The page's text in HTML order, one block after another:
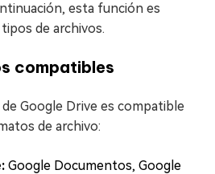
esta función es
de archivos.
compatibles
Google Drive es compatible
de archivo:
Google Documentos, Google